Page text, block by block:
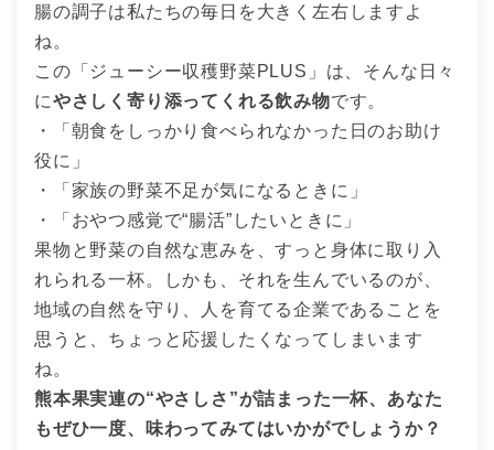
腸の調子は私たちの毎日を大きく左右しますよ
ね。
この「ジューシー収穫野菜PLUS」は、そんな日々
にやさしく寄り添ってくれる飲み物です。
・「朝食をしっかり食べられなかった日のお助け
役に」
・「家族の野菜不足が気になるときに」
・「おやつ感覚で“腸活”したいときに」
果物と野菜の自然な恵みを、すっと身体に取り入
れられる一杯。しかも、それを生んでいるのが、
地域の自然を守り、人を育てる企業であることを
思うと、ちょっと応援したくなってしまいます
ね。
熊本果実連の“やさしさ”が詰まった一杯、あなた
もぜひ一度、味わってみてはいかがでしょうか？